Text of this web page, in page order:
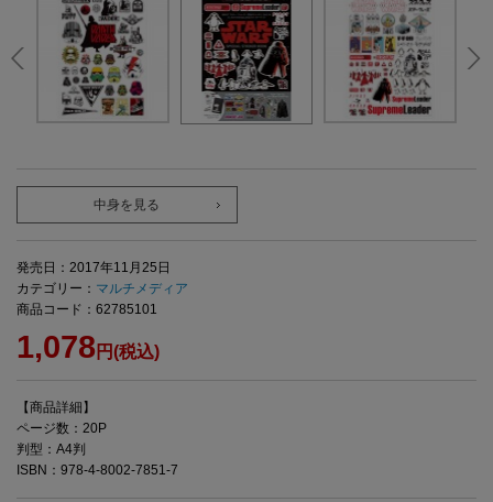
中身を見る
発売日：2017年11月25日
カテゴリー： マルチメディア
商品コード：62785101
1,078円(税込)
【商品詳細】
ページ数：20P
判型：A4判
ISBN：978-4-8002-7851-7